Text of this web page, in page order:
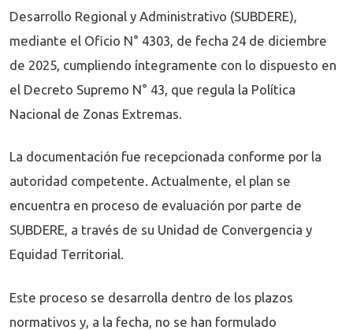
Desarrollo Regional y Administrativo (SUBDERE),
mediante el Oficio N° 4303, de fecha 24 de diciembre
de 2025, cumpliendo íntegramente con lo dispuesto en
el Decreto Supremo N° 43, que regula la Política
Nacional de Zonas Extremas.
La documentación fue recepcionada conforme por la
autoridad competente. Actualmente, el plan se
encuentra en proceso de evaluación por parte de
SUBDERE, a través de su Unidad de Convergencia y
Equidad Territorial.
Este proceso se desarrolla dentro de los plazos
normativos y, a la fecha, no se han formulado